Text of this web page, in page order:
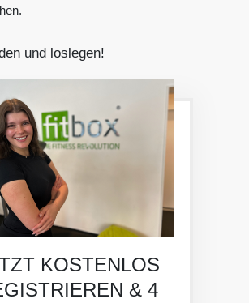
und loslegen!
KOSTENLOS
& 4